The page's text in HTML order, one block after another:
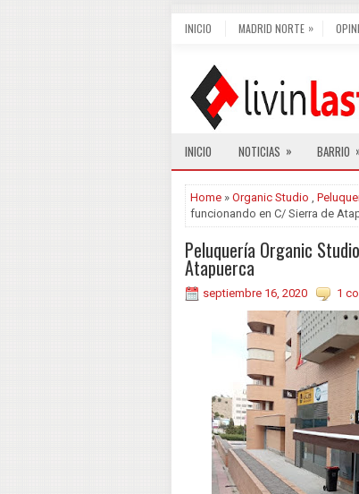
INICIO MADRID NORTE »
INICIO NOTICIAS » BARRIO
Home » Organic Studio ,
funcionando en C/ Sierra de
Peluquería Organic
Atapuerca
septiembre 16, 2020 1